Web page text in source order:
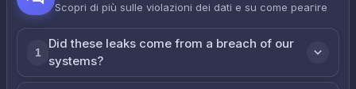
Scopri di più sulle violazioni dei dati e su come реагire
1
Did these leaks come from a breach of our
systems?